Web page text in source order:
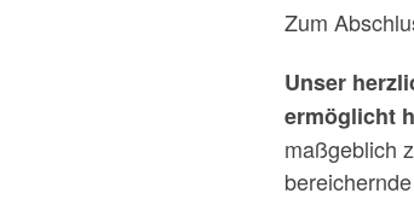
Zum
Unser
ermöglicht
maßgeblich